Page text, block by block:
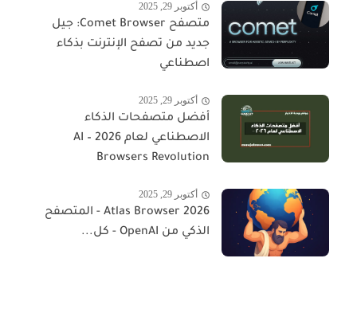
أكتوبر 29, 2025
متصفح Comet Browser: جيل
جديد من تصفح الإنترنت بذكاء
اصطناعي
أكتوبر 29, 2025
أفضل متصفحات الذكاء
الاصطناعي لعام 2026 – AI
Browsers Revolution
أكتوبر 29, 2025
Atlas Browser 2026 - المتصفح
الذكي من OpenAI - كل...